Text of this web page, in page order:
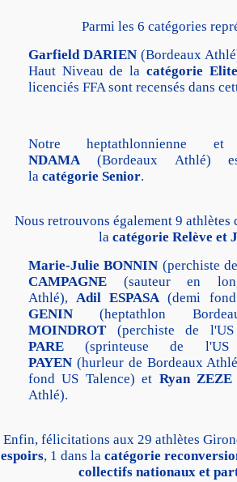
Parmi les 6 catégories
Garfield DARIEN (Bordeaux
Haut Niveau de la catégorie Elite
licenciés FFA sont recensés dans
Notre heptathlonnienne
NDAMA(Bordeaux Athlé)
la catégorie Senior.
Nous retrouvons également 9 athlètes
la catégorie Relève et
Marie-Julie BONNIN (perchiste
CAMPAGNE (sauteur en
Athlé),Adil ESPASA(demi
GENIN (heptathlon
MOINDROT (perchiste de
PARE (sprinteuse de
PAYEN (hurleur de Bordeaux
fond US Talence) et Ryan ZEZE
Athlé).
Enfin, félicitations aux 29 athlètes
espoirs, 1 dans la catégorie
collectifs nationaux et